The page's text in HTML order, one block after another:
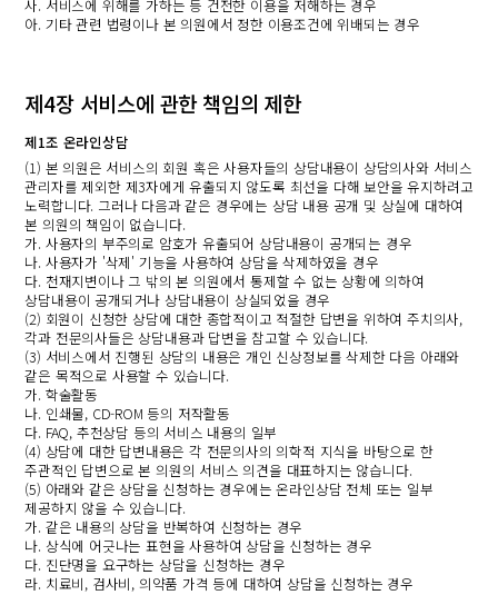
사. 서비스에 위해를 가하는 등 건전한 이용을 저해하는 경우
아. 기타 관련 법령이나 본 의원에서 정한 이용조건에 위배되는 경우
제4장 서비스에 관한 책임의 제한
제1조 온라인상담
(1) 본 의원은 서비스의 회원 혹은 사용자들의 상담내용이 상담의사와 서비스
관리자를 제외한 제3자에게 유출되지 않도록 최선을 다해 보안을 유지하려고
노력합니다. 그러나 다음과 같은 경우에는 상담 내용 공개 및 상실에 대하여
본 의원의 책임이 없습니다.
가. 사용자의 부주의로 암호가 유출되어 상담내용이 공개되는 경우
나. 사용자가 '삭제' 기능을 사용하여 상담을 삭제하였을 경우
다. 천재지변이나 그 밖의 본 의원에서 통제할 수 없는 상황에 의하여
상담내용이 공개되거나 상담내용이 상실되었을 경우
(2) 회원이 신청한 상담에 대한 종합적이고 적절한 답변을 위하여 주치의사,
각과 전문의사들은 상담내용과 답변을 참고할 수 있습니다.
(3) 서비스에서 진행된 상담의 내용은 개인 신상정보를 삭제한 다음 아래와
같은 목적으로 사용할 수 있습니다.
가. 학술활동
나. 인쇄물, CD-ROM 등의 저작활동
다. FAQ, 추천상담 등의 서비스 내용의 일부
(4) 상담에 대한 답변내용은 각 전문의사의 의학적 지식을 바탕으로 한
주관적인 답변으로 본 의원의 서비스 의견을 대표하지는 않습니다.
(5) 아래와 같은 상담을 신청하는 경우에는 온라인상담 전체 또는 일부
제공하지 않을 수 있습니다.
가. 같은 내용의 상담을 반복하여 신청하는 경우
나. 상식에 어긋나는 표현을 사용하여 상담을 신청하는 경우
다. 진단명을 요구하는 상담을 신청하는 경우
라. 치료비, 검사비, 의약품 가격 등에 대하여 상담을 신청하는 경우